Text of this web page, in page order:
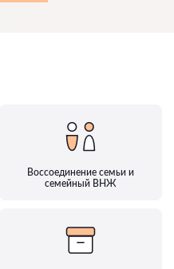
Воссоединение семьи и
семейный ВНЖ